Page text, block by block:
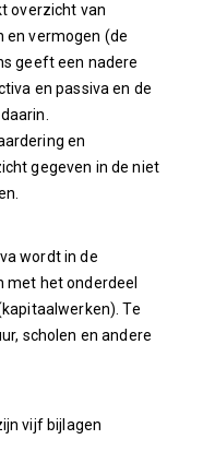
overzicht van
en vermogen (de
geeft een nadere
en passiva en de
en
gegeven in de niet
wordt in de
met het onderdeel
Te
scholen en andere
vijf bijlagen